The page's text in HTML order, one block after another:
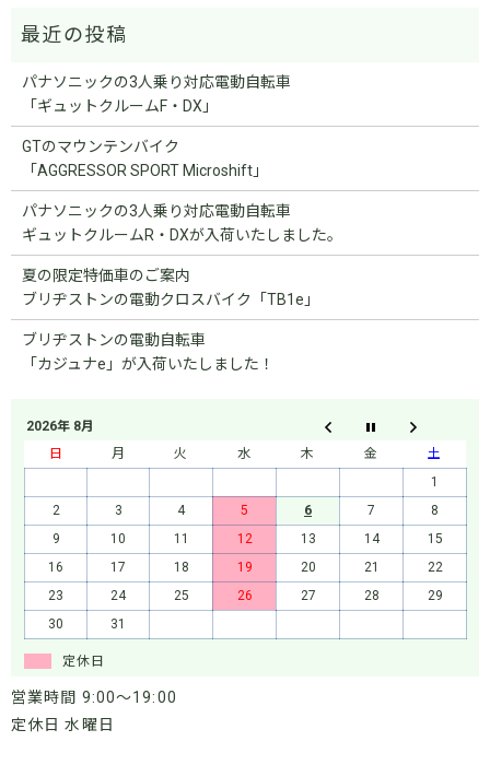
パナソニックの3人乗り対応電動自転車
「ギュットクルームF・DX」
GTのマウンテンバイク
「AGGRESSOR SPORT Microshift」
パナソニックの3人乗り対応電動自転車
ギュットクルームR・DXが入荷いたしました。
夏の限定特価車のご案内
ブリヂストンの電動クロスバイク「TB1e」
ブリヂストンの電動自転車
「カジュナe」が入荷いたしました！
2026年 8月
日
月 火 水 木 金
土
1
2
3 4 5 6 7
8
9
10 11 12 13 14
15
16
17 18 19 20 21
22
23
24 25 26 27 28
29
30
31
定休日
営業時間 9:00～19:00
定休日 水曜日